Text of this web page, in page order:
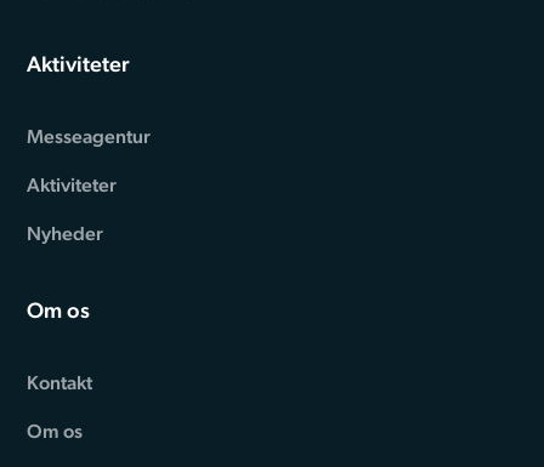
Aktiviteter
Messeagentur
Aktiviteter
Nyheder
Om os
Kontakt
Om os